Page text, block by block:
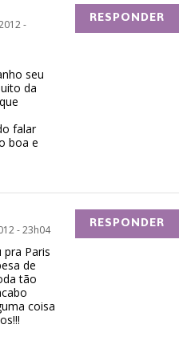
-
seu
da
falar
boa e
RESPONDER
- 23h04
pra Paris
de
tão
coisa
RESPONDER